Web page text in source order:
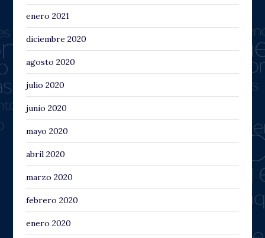
enero 2021
diciembre 2020
agosto 2020
julio 2020
junio 2020
mayo 2020
abril 2020
marzo 2020
febrero 2020
enero 2020